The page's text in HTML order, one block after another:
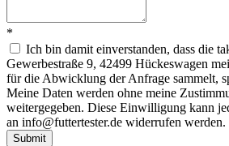
*
Ich bin damit einverstanden, dass die
Gewerbestraße 9, 42499 Hückeswagen
für die Abwicklung der Anfrage sammelt,
Meine Daten werden ohne meine
weitergegeben. Diese Einwilligung kann
an info@futtertester.de widerrufen werden.
Submit